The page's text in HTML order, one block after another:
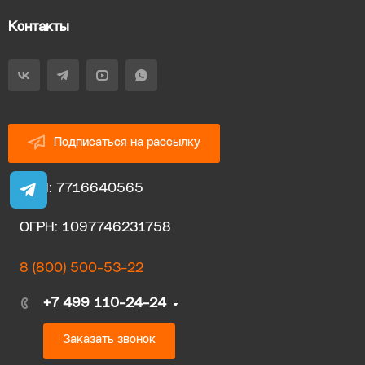
Контакты
Подписаться на рассылку
ИНН: 7716640565
ОГРН: 1097746231758
8 (800) 500-53-22
+7 499 110-24-24
Заказать звонок